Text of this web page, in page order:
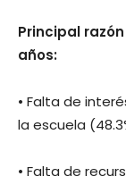
Principal
años:
• Falta de
la escuela
• Falta de